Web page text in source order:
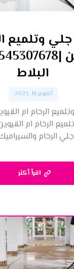
وتلميع
البلاط
أكتوبر 16, 2023
الرخام ام
الرخام ام
جلي الرخام
اقرأ أكثر